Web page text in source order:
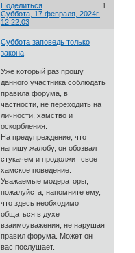
Поделиться
1
Суббота, 17 февраля, 2024г.
12:22:03
Суббота заповедь только
закона
Уже который раз прошу
данного участника соблюдать
правила форума, в
частности, не переходить на
личности, хамство и
оскорбления.
На предупреждение, что
напишу жалобу, он обозвал
стукачем и продолжит свое
хамское поведение.
Уважаемые модераторы,
пожалуйста, напомните ему,
что здесь необходимо
общаться в духе
взаимоуважения, не нарушая
правил форума. Может он
вас послушает.